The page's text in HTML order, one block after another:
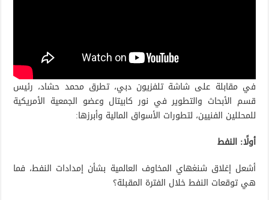
في مقابلة على شاشة تلفزيون دبي، تطرق محمد حشاد، رئيس
قسم الأبحاث والتطوير في نور كابيتال وعضو الجمعية الأمريكية
للمحللين الفنيين، لتطورات الأسواق المالية وأبرزها:
أولًا: النفط
أشعل إغلاق شنغهاي المخاوف العالمية بشأن إمدادات النفط، فما
هي توقعات النفط خلال الفترة المقبلة؟